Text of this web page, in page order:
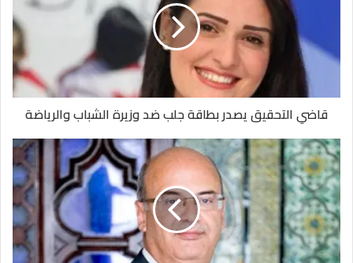
قاضي التحقيق يصدر بطاقة جلب ضد وزيرة الشباب والرياضة